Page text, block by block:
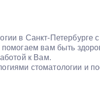
в Санкт-Петербурге
вам быть
к Вам.
стоматологии и